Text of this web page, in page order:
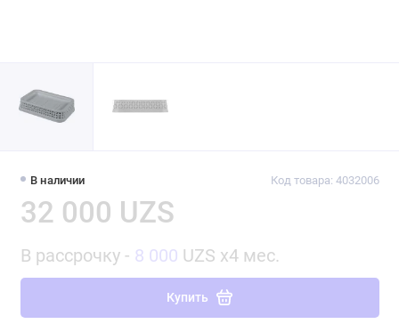
В наличии Код товара: 4032006
32 000 UZS
В рассрочку - 8 000 UZS x4 мес.
Купить